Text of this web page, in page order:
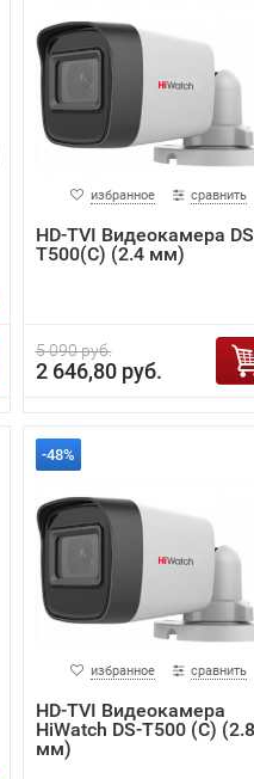
избранное сравнить
HD-TVI Видеокамера
T500(С) (2.4 мм)
5 090 руб.
2 646,80 руб.
-48%
избранное сравнить
HD-TVI Видеокамера
HiWatch DS-T500 (C) (2.8
мм)